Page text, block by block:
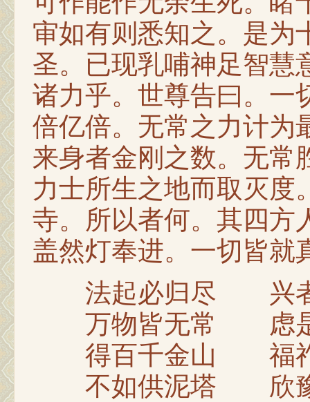
审如有则悉知之。是为
圣。已现乳哺神足智慧
诸力乎。世尊告曰。一
倍亿倍。无常之力计为
来身者金刚之数。无常
力士所生之地而取灭度
寺。所以者何。其四方
盖然灯奉进。一切皆就
法起必归尽 兴者
万物皆无常 虑是
得百千金山 福祚
不如供泥塔 欣豫